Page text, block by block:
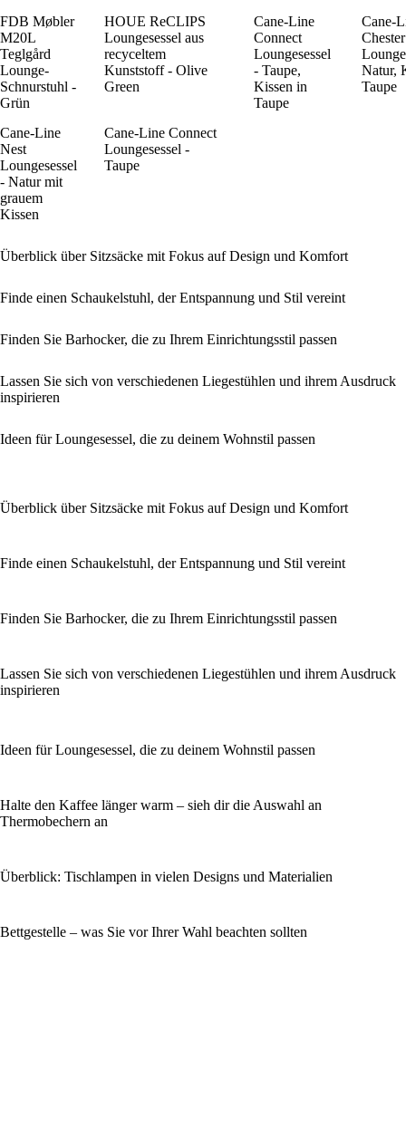
FDB Møbler
M20L
Teglgård
Lounge-
Schnurstuhl -
Grün
HOUE ReCLIPS
Loungesessel aus
recyceltem
Kunststoff - Olive
Green
Cane-Line
Connect
Loungesessel
- Taupe,
Kissen in
Taupe
Cane-
Chester
Natur,
Taupe
Cane-Line
Nest
Loungesessel
- Natur mit
grauem
Kissen
Cane-Line Connect
Loungesessel -
Taupe
Überblick über Sitzsäcke mit Fokus auf Design und Komfort
Finde einen Schaukelstuhl, der Entspannung und Stil vereint
Finden Sie Barhocker, die zu Ihrem Einrichtungsstil passen
Lassen Sie sich von verschiedenen Liegestühlen und ihrem Ausdruck
inspirieren
Ideen für Loungesessel, die zu deinem Wohnstil passen
Überblick über Sitzsäcke mit Fokus auf Design und Komfort
Finde einen Schaukelstuhl, der Entspannung und Stil vereint
Finden Sie Barhocker, die zu Ihrem Einrichtungsstil passen
Lassen Sie sich von verschiedenen Liegestühlen und ihrem Ausdruck
inspirieren
Ideen für Loungesessel, die zu deinem Wohnstil passen
Halte den Kaffee länger warm – sieh dir die Auswahl an
Thermobechern an
Überblick: Tischlampen in vielen Designs und Materialien
Bettgestelle – was Sie vor Ihrer Wahl beachten sollten